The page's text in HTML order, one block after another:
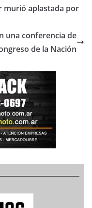
murió aplastada por
una conferencia de
de la Nación